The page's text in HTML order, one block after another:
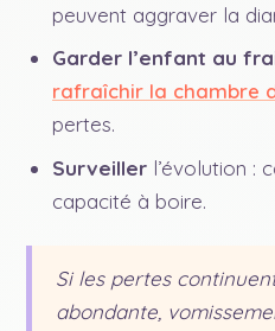
peuvent aggraver la
Garder l’enfant au
rafraîchir la chambre
pertes.
Surveiller l’évolution :
capacité à boire.
Si les pertes
abondante,